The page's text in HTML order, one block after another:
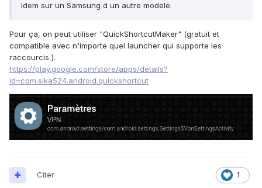
Idem sur un Samsung d un autre modele.
Pour ça, on peut utiliser "QuickShortcutMaker" (gratuit et
compatible avec n'importe quel launcher qui supporte les
raccourcis ).
https://play.google.com/store/apps/details?
id=com.sika524.android.quickshortcut
1
Citer